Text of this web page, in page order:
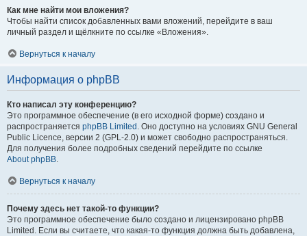
Как мне найти мои вложения?
Чтобы найти список добавленных вами вложений, перейдите в ваш
личный раздел и щёлкните по ссылке «Вложения».
Вернуться к началу
Информация о phpBB
Кто написал эту конференцию?
Это программное обеспечение (в его исходной форме) создано и
распространяется phpBB Limited . Оно доступно на условиях GNU General
Public Licence, версии 2 (GPL-2.0) и может свободно распространяться.
Для получения более подробных сведений перейдите по ссылке
About phpBB.
Вернуться к началу
Почему здесь нет такой-то функции?
Это программное обеспечение было создано и лицензировано phpBB
Limited. Если вы считаете, что какая-то функция должна быть добавлена,